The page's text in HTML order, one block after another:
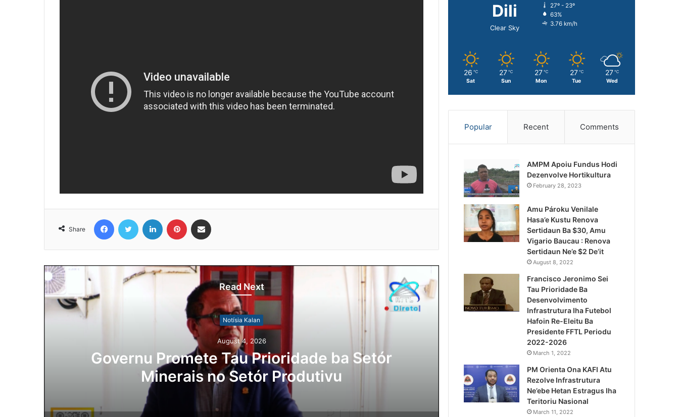
Share
Read Next
Notísia Kalan
August 4, 2026
Governu Promete Tau Prioridade ba Setór
Minerais no Setór Produtivu
Lei Siberseguransa Ajuda
Kaptura Autór Kriminozu
Estranjeiru
Dili
Clear Sky
27º - 23º
63%
3.76 km/h
26 ℃
Sat
27 ℃
Sun
27 ℃
Mon
27 ℃
Tue
27 ℃
Wed
Popular Recent Comments
AMPM Apoiu Fundus Hodi
Dezenvolve Hortikultura
February 28, 2023
Amu Pároku Venilale
Hasa’e Kustu Renova
Sertidaun Ba $30, Amu
Vigario Baucau : Renova
Sertidaun Ne’e $2 De’it
August 8, 2022
Francisco Jeronimo Sei
Tau Prioridade Ba
Desenvolvimento
Infrastrutura Iha Futebol
Hafoin Re-Eleitu Ba
Presidente FFTL Periodu
2022-2026
March 1, 2022
PM Orienta Ona KAFI Atu
Rezolve Infrastrutura
Ne’ebe Hetan Estragus Iha
Teritoriu Nasional
March 11, 2022